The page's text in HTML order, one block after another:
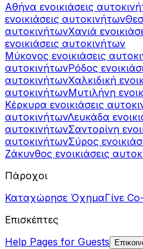
Αθήνα ενοικιάσεις
ενοικιάσεις αυτοκινήτων
αυτοκινήτωνΧανιά
ενοικιάσεις αυτοκινήτων
Μύκονος ενοικιάσεις
αυτοκινήτωνΡόδος
αυτοκινήτωνΧαλκιδική
αυτοκινήτωνΜυτιλήνη
Κέρκυρα ενοικιάσεις
αυτοκινήτωνΛευκάδα
αυτοκινήτωνΣαντορίνη
αυτοκινήτωνΣύρος
Ζάκυνθος ενοικιάσεις
Πάροχοι
Καταχώρησε ΌχημαΓίνε
Επισκέπτες
Help Pages for Guests